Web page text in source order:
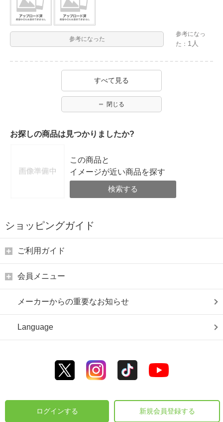
参考になった
参考になっ
た： 1人
すべて見る
閉じる
お探しの商品は見つかりましたか?
この商品と
イメージが近い商品を探す
検索する
ショッピングガイド
ご利用ガイド
会員メニュー
メーカーからの重要なお知らせ
Language
ログインする 新規会員登録する